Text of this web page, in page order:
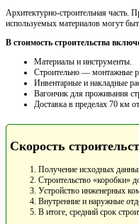
Архитектурно-строительная часть.
используемых материалов могут
В стоимость строительства
Материалы и инструменты.
Cтроительно — монтажные
Инвентарные и накладные
Вагончик для проживания
Доставка в пределах 70 км
Скорость
Получение исходных
Строительство
Устройство инженерных
Внутренние и наружные
В итоге, средний срок